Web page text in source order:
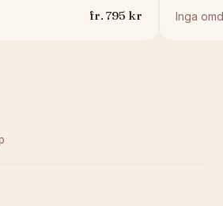
fr. 795 kr Inga